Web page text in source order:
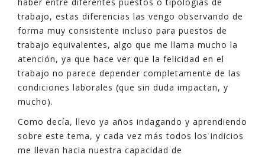
trabajo, estas diferencias las vengo observando de
forma muy consistente incluso para puestos de
trabajo equivalentes, algo que me llama mucho la
atención, ya que hace ver que la felicidad en el
trabajo no parece depender completamente de las
condiciones laborales (que sin duda impactan, y
mucho).
Como decía, llevo ya años indagando y aprendiendo
sobre este tema, y cada vez más todos los indicios
me llevan hacia nuestra capacidad de